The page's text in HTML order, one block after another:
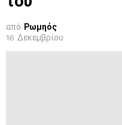
από Ρωμηός
16 Δεκεμβρίου